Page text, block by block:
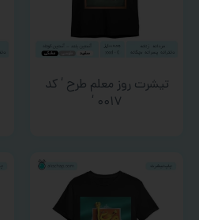
تیشرت روز معلم طرح ‘ کد
۰۰۱۷ ‘